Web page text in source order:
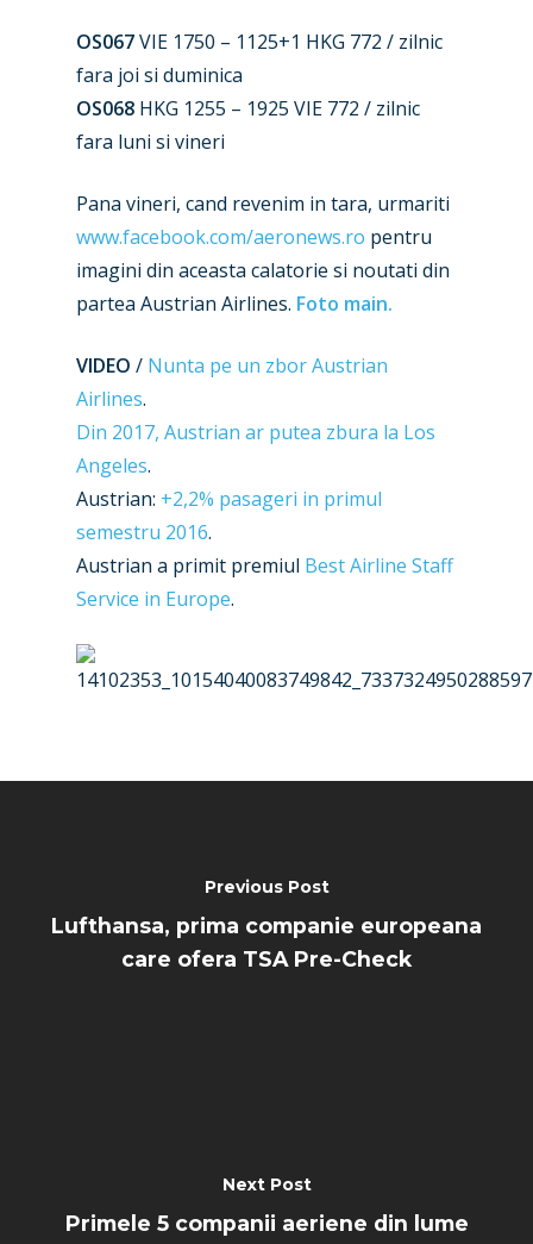
OS067VIE 1750 – 1125+1 HKG 772 / zilnic
fara joi si duminica
OS068 HKG 1255 – 1925 VIE 772 / zilnic
fara luni si vineri
Pana vineri, cand revenim in tara, urmariti
www.facebook.com/aeronews.ro pentru
imagini din aceasta calatorie si noutati din
partea Austrian Airlines. Foto main.
VIDEO / Nunta pe un zbor Austrian
Airlines.
Din 2017, Austrian ar putea zbura la Los
Angeles.
Austrian: +2,2% pasageri in primul
semestru 2016.
Austrian a primit premiul Best Airline Staff
Service in Europe.
Previous Post
Lufthansa, prima companie europeana
care ofera TSA Pre-Check
Next Post
Primele 5 companii aeriene din lume
Dubai 2025
Farnborough 2024
Farnborough 2022
Dubai 2019
Paris 2019
Business Jets
Jobs
Contact